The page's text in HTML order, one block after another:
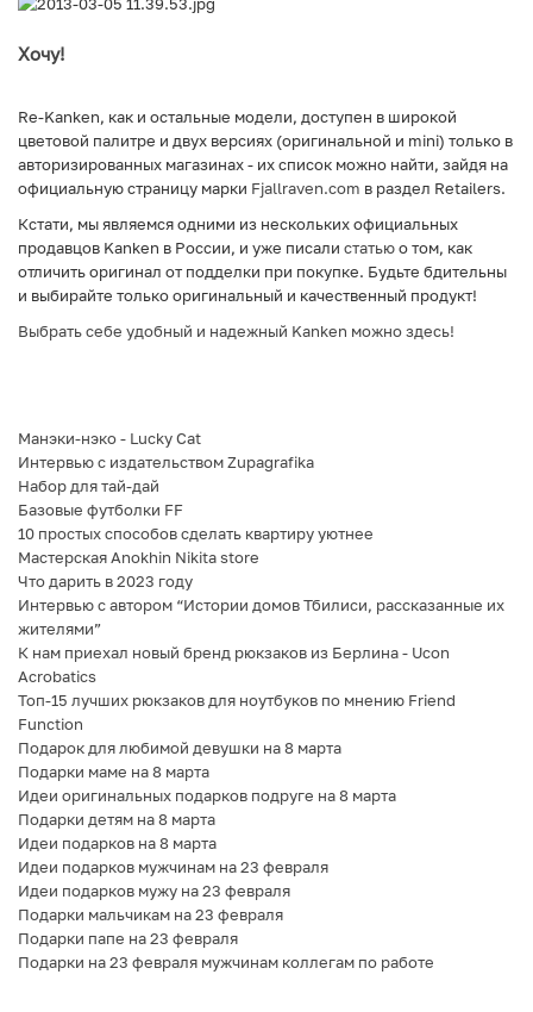
Хочу!
Re-Kanken, как и остальные модели, доступен в широкой
цветовой палитре и двух версиях (оригинальной и mini) только в
авторизированных магазинах - их список можно найти, зайдя на
официальную страницу марки Fjallraven.com в раздел Retailers.
Кстати, мы являемся одними из нескольких официальных
продавцов Kanken в России, и уже писали статьюо том, как
отличить оригинал от подделки при покупке. Будьте бдительны
и выбирайте только оригинальный и качественный продукт!
Выбрать себе удобный и надежный Kanken можноздесь!
Манэки-нэко - Lucky Cat
Интервью с издательством Zupagrafika
Набор для тай-дай
Базовые футболки FF
10 простых способов сделать квартиру уютнее
Мастерская Anokhin Nikita store
Что дарить в 2023 году
Интервью с автором “Истории домов Тбилиси, рассказанные их
жителями”
К нам приехал новый бренд рюкзаков из Берлина - Ucon
Acrobatics
Топ-15 лучших рюкзаков для ноутбуков по мнению Friend
Function
Подарок для любимой девушки на 8 марта
Подарки маме на 8 марта
Идеи оригинальных подарков подруге на 8 марта
Подарки детям на 8 марта
Идеи подарков на 8 марта
Идеи подарков мужчинам на 23 февраля
Идеи подарков мужу на 23 февраля
Подарки мальчикам на 23 февраля
Подарки папе на 23 февраля
Подарки на 23 февраля мужчинам коллегам по работе